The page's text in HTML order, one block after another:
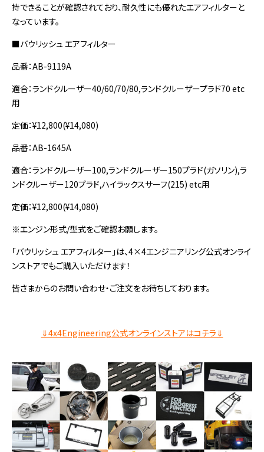
持できることが確認されており、耐久性にも優れたエアフィルターと
なっています。
■バウリッシュ エアフィルター
品番：AB-9119A
適合：ランドクルーザー40/60/70/80,ランドクルーザープラド70 etc
用
定価：¥12,800(¥14,080)
品番：AB-1645A
適合：ランドクルーザー100,ランドクルーザー150プラド(ガソリン),ラ
ンドクルーザー120プラド,ハイラックスサーフ(215) etc用
定価：¥12,800(¥14,080)
※エンジン形式/型式をご確認お願します。
「バウリッシュ エアフィルター」は、4×4エンジニアリング公式オンライ
ンストアでもご購入いただけます！
皆さまからのお問い合わせ・ご注文をお待ちしております。
⇓4x4Engineering公式オンラインストアはコチラ⇓